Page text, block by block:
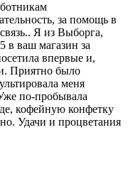
за помощь в
Я из Выборга,
в ваш магазин за
впервые и,
Приятно было
меня
по-пробывала
кофейную конфетку
Удачи и процветания